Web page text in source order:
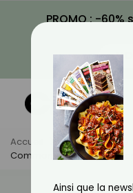
PROMO : -
Accueil Actus
Santé
Comment Soulager Une
Ainsi que la